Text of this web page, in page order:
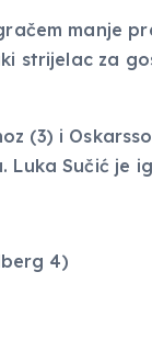
manje
strijelac za
(3) i
Sučić je
4)